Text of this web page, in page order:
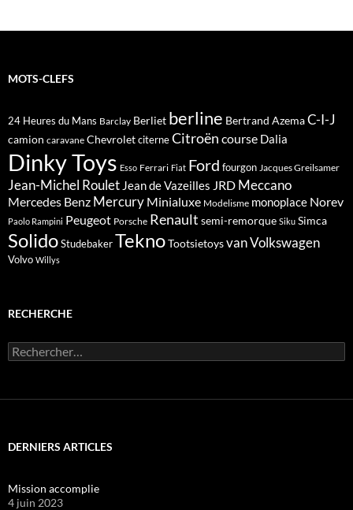
MOTS-CLEFS
24 Heures du Mans Barclay Berliet berline Bertrand AzemaC-I-J
camion caravane ChevroletciterneCitroën course Dalia
Dinky Toys Esso Ferrari Fiat Ford fourgon Jacques Greilsamer
Jean-Michel Roulet Jean de Vazeilles JRD Meccano
Mercedes Benz Mercury Minialuxe Modelisme monoplace Norev
Paolo Rampini Peugeot Porsche Renault semi-remorque Siku Simca
SolidoStudebakerTeknoTootsietoysvanVolkswagen
Volvo Willys
RECHERCHE
Rechercher :
DERNIERS ARTICLES
Mission accomplie
4 juin 2023